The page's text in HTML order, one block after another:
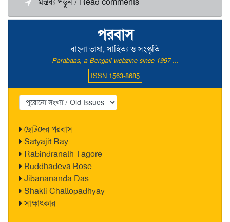
পরবাস
বাংলা ভাষা, সাহিত্য ও সংস্কৃতি
Parabaas, a Bengali webzine since 1997 ...
ISSN 1563-8685
ছোটদের পরবাস
Satyajit Ray
Rabindranath Tagore
Buddhadeva Bose
Jibanananda Das
Shakti Chattopadhyay
সাক্ষাৎকার